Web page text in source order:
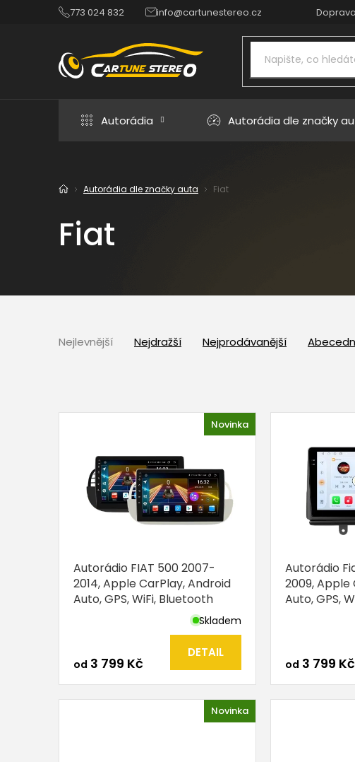
773 024 832 info@cartunestereo.cz
Autorádia Autorádia dle značky
DomůAutorádia dle značky auta Fiat
Fiat
Nejlevnější Nejdražší Nejprodávanější
V Novinka
Autorádio FIAT 500 2007-
2014, Apple CarPlay, Android
Auto, GPS, WiFi, Bluetooth
Skladem
od 3 799 Kč
DETAIL
Autorádio
2009, Apple
Auto, GPS,
od 3 799 Kč
Novinka